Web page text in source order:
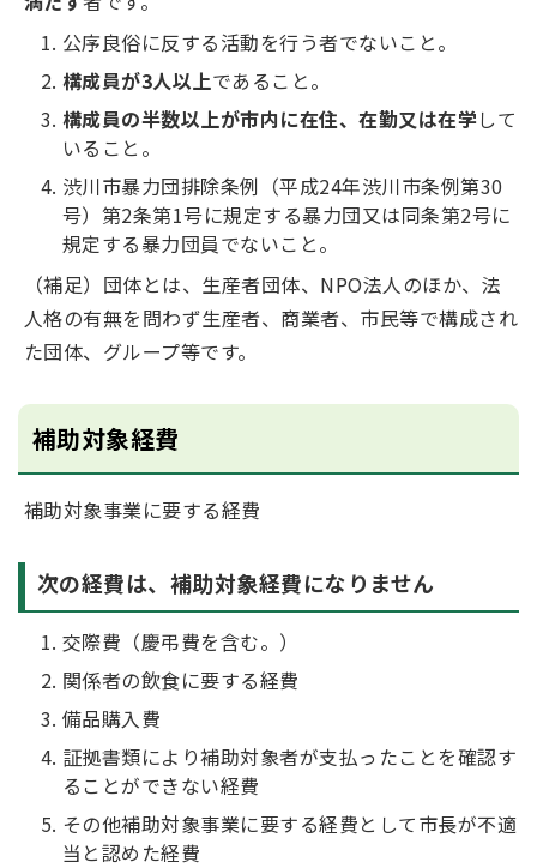
公序良俗に反する活動を行う者でないこと。
構成員が3人以上であること。
構成員の半数以上が市内に在住、在勤又は在学して
いること。
渋川市暴力団排除条例（平成24年渋川市条例第30
号）第2条第1号に規定する暴力団又は同条第2号に
規定する暴力団員でないこと。
（補足）団体とは、生産者団体、NPO法人のほか、法
人格の有無を問わず生産者、商業者、市民等で構成され
た団体、グループ等です。
補助対象経費
補助対象事業に要する経費
次の経費は、補助対象経費になりません
交際費（慶弔費を含む。）
関係者の飲食に要する経費
備品購入費
証拠書類により補助対象者が支払ったことを確認す
ることができない経費
その他補助対象事業に要する経費として市長が不適
当と認めた経費